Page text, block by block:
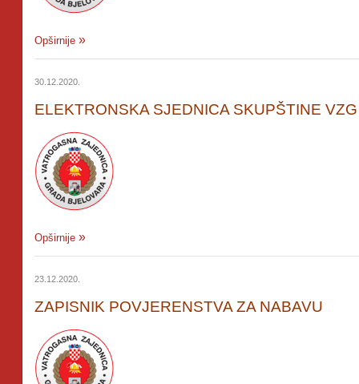
Opširnije
30.12.2020.
ELEKTRONSKA SJEDNICA SKUPŠTINE
Opširnije
23.12.2020.
ZAPISNIK POVJERENSTVA ZA NABAVU